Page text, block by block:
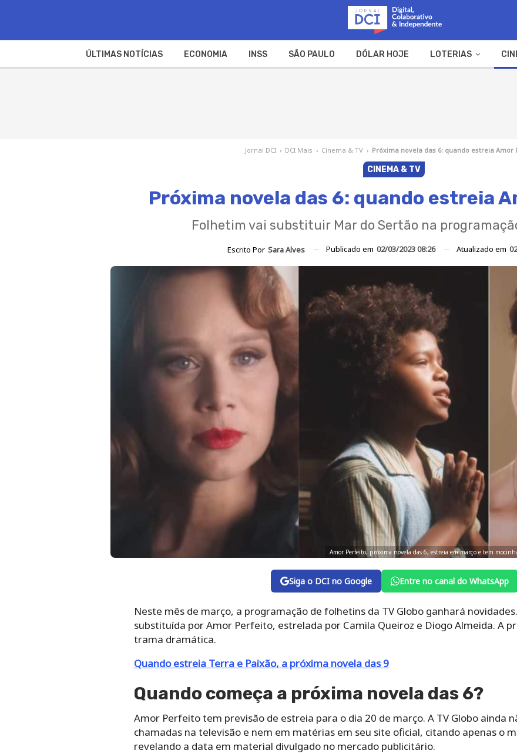
ÚLTIMAS NOTÍCIAS ECONOMIA INSS SÃO PAULO DÓLAR HOJE LOTERIAS
Jornal DCI › DCI Mais › Cinema & TV › Próxima novela das 6: quando estreia Amor
CINEMA & TV
Próxima novela das 6: quando estreia
Folhetim vai substituir Mar do Sertão na
Escrito Por Sara Alves Publicado em 02/03/2023 08:26 Atualizado em
Amor Perfeito, próxima novela das 6, estreia em março e tem
Siga o DCI no Google Entre no canal do WhatsApp
Neste mês de março, a programação de folhetins da TV Globo ganhará
substituída por Amor Perfeito, estrelada por Camila Queiroz e Diogo Almeida. A
trama dramática.
Quando estreia Terra e Paixão, a próxima novela das 9
Quando começa a próxima novela das 6?
Amor Perfeito tem previsão de estreia para o dia 20 de março. A TV Globo ainda
chamadas na televisão e nem em matérias em seu site oficial, citando apenas o
revelando a data em material divulgado no mercado publicitário.